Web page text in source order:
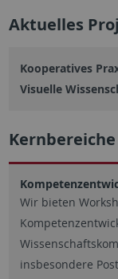
Aktuelles
Kooperatives
Visuelle
Kernbereiche
Wir bieten
insbesondere